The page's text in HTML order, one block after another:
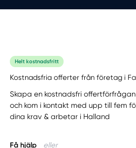
Helt kostnadsfritt
Kostnadsfria offerter från företag i
Skapa en kostnadsfri
och kom i kontakt med upp till fem
dina krav & arbetar i Halland
Få hjälp eller